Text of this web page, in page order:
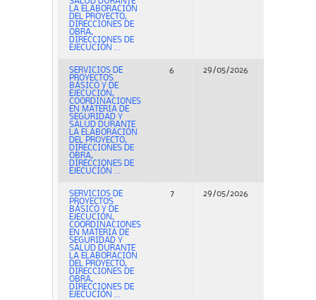
LA ELABORACIÓN
DEL PROYECTO,
DIRECCIONES DE
OBRA,
DIRECCIONES DE
EJECUCIÓN ...
SERVICIOS DE
PROYECTOS
BÁSICO Y DE
EJECUCIÓN,
COORDINACIONES
EN MATERIA DE
SEGURIDAD Y
SALUD DURANTE
LA ELABORACIÓN
DEL PROYECTO,
DIRECCIONES DE
OBRA,
DIRECCIONES DE
EJECUCIÓN ...
6 29/05/2026
SERVICIOS DE
PROYECTOS
BÁSICO Y DE
EJECUCIÓN,
COORDINACIONES
EN MATERIA DE
SEGURIDAD Y
SALUD DURANTE
LA ELABORACIÓN
DEL PROYECTO,
DIRECCIONES DE
OBRA,
DIRECCIONES DE
EJECUCIÓN ...
7 29/05/2026